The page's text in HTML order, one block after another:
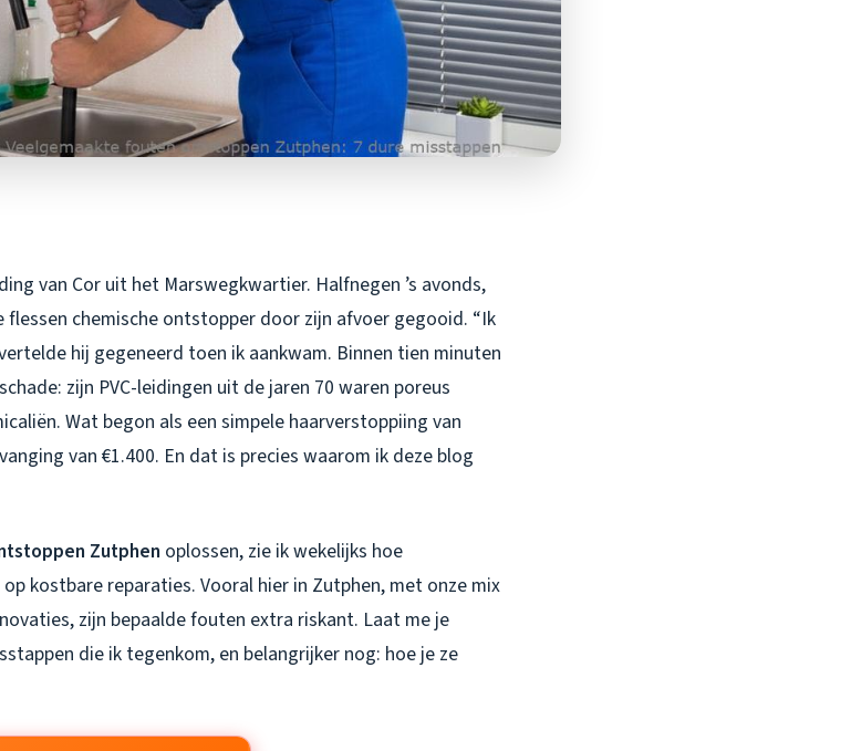
van Cor uit het Marswegkwartier. Halfnegen ’s avonds,
flessen chemische ontstopper door zijn afvoer gegooid. “Ik
hij gegeneerd toen ik aankwam. Binnen tien minuten
zijn PVC-leidingen uit de jaren 70 waren poreus
Wat begon als een simpele haarverstoppiing van
van €1.400. En dat is precies waarom ik deze blog
Zutphen oplossen, zie ik wekelijks hoe
kostbare reparaties. Vooral hier in Zutphen, met onze mix
zijn bepaalde fouten extra riskant. Laat me je
die ik tegenkom, en belangrijker nog: hoe je ze